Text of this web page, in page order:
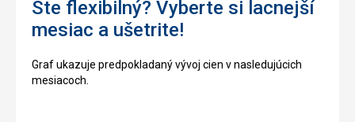
Ste flexibilný? Vyberte si lacnejší
mesiac a ušetrite!
Graf ukazuje predpokladaný vývoj cien v nasledujúcich
mesiacoch.